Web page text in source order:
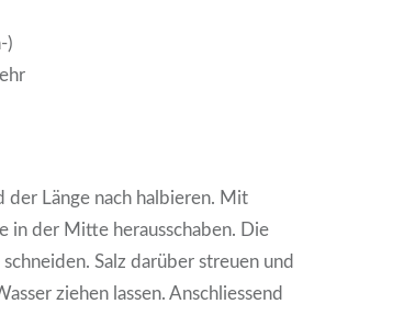
)
der Länge nach halbieren. Mit
in der Mitte herausschaben. Die
Salz darüber streuen und
ziehen lassen. Anschliessend